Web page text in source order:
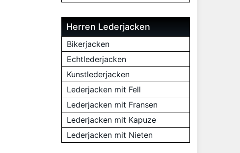
Herren Lederjacken
Bikerjacken
Echtlederjacken
Kunstlederjacken
Lederjacken mit Fell
Lederjacken mit Fransen
Lederjacken mit Kapuze
Lederjacken mit Nieten